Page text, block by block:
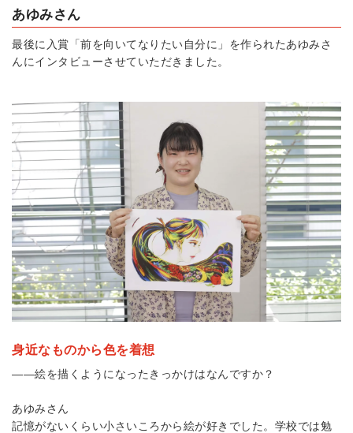
あゆみさん
最後に入賞「前を向いてなりたい自分に」を作られたあゆみさ
んにインタビューさせていただきました。
身近なものから色を着想
――絵を描くようになったきっかけはなんですか？
あゆみさん
記憶がないくらい小さいころから絵が好きでした。学校では勉